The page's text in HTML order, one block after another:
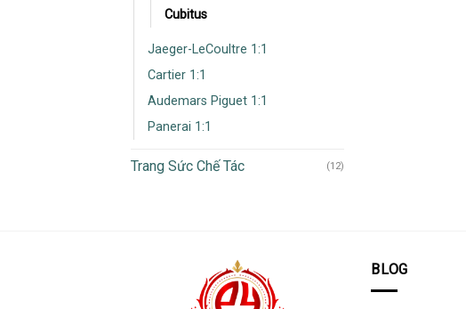
Cubitus
Jaeger-LeCoultre 1:1
Cartier 1:1
Audemars Piguet 1:1
Panerai 1:1
Trang Sức Chế Tác (12)
BLOG